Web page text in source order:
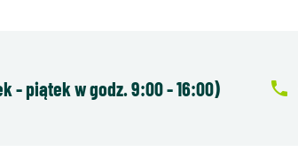
- piątek w godz. 9:00 - 16:00) local_phone